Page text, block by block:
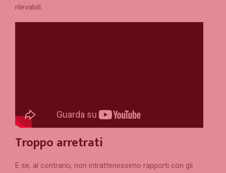
rilevabili.
Troppo arretrati
E se, al contrario, non intrattenessimo rapporti con gli